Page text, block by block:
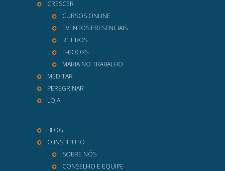
CRESCER
CURSOS ONLINE
EVENTOS PRESENCIAIS
RETIROS
E-BOOKS
MARIA NO TRABALHO
MEDITAR
PEREGRINAR
LOJA
BLOG
O INSTITUTO
SOBRE NÓS
CONSELHO E EQUIPE